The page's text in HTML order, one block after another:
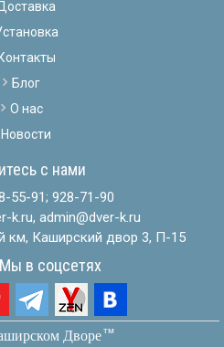
Контакты
Блог
О нас
Новости
с нами
55-91; 928-71-90
k.ru, admin@dver-k.ru
Каширский двор 3, П-15
Мы в соцсетях
Дворетм